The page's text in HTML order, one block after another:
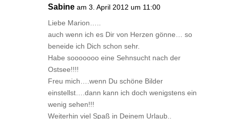
Sabine am 3. April 2012 um 11:00
Liebe Marion…..
auch wenn ich es Dir von Herzen gönne… so
beneide ich Dich schon sehr.
Habe sooooooo eine Sehnsucht nach der
Ostsee!!!!
Freu mich….wenn Du schöne Bilder
einstellst….dann kann ich doch wenigstens ein
wenig sehen!!!
Weiterhin viel Spaß in Deinem Urlaub..